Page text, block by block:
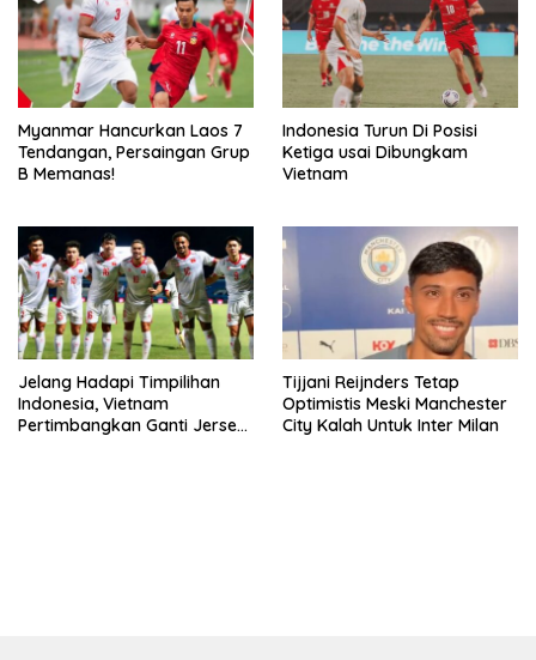
Myanmar Hancurkan Laos 7
Tendangan, Persaingan Grup
B Memanas!
Indonesia Turun Di Posisi
Ketiga usai Dibungkam
Vietnam
Jelang Hadapi Timpilihan
Indonesia, Vietnam
Pertimbangkan Ganti Jersey
Tijjani Reijnders Tetap
Optimistis Meski Manchester
City Kalah Untuk Inter Milan